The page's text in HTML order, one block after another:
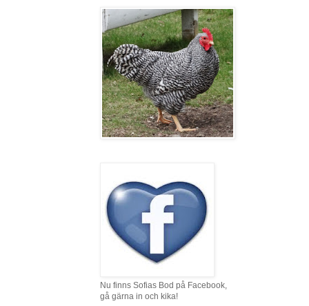
Nu finns Sofias Bod på Facebook,
gå gärna in och kika!